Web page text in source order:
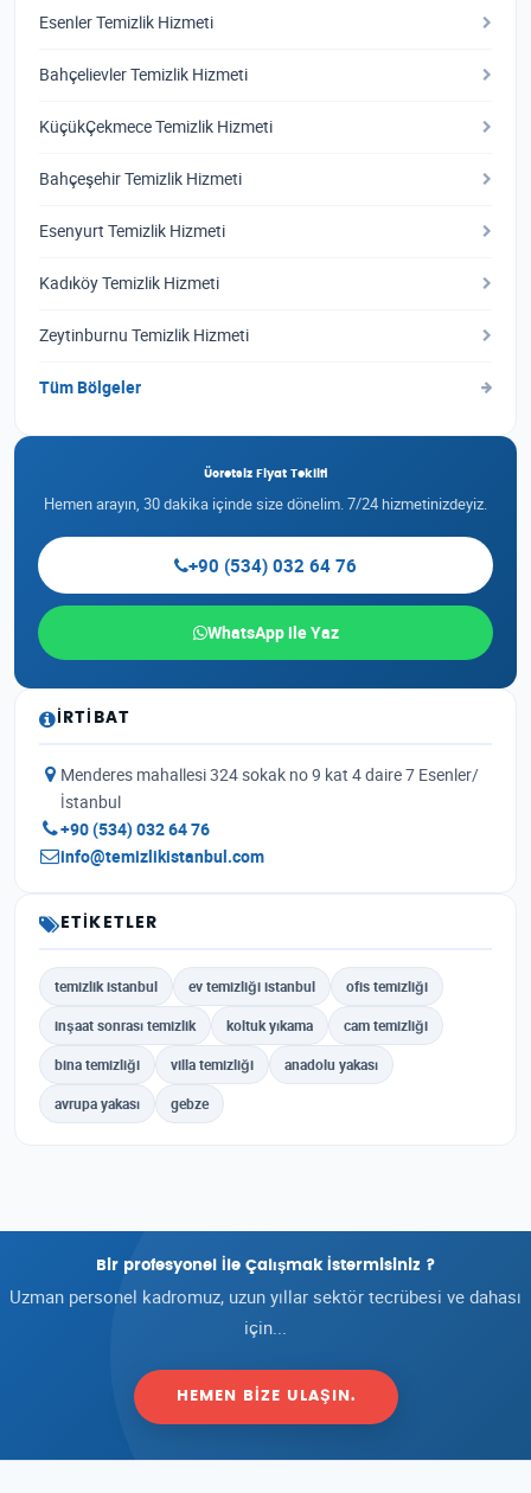
Esenler Temizlik Hizmeti
Bahçelievler Temizlik Hizmeti
KüçükÇekmece Temizlik Hizmeti
Bahçeşehir Temizlik Hizmeti
Esenyurt Temizlik Hizmeti
Kadıköy Temizlik Hizmeti
Zeytinburnu Temizlik Hizmeti
Tüm Bölgeler
Ücretsiz Fiyat Teklifi
Hemen arayın, 30 dakika içinde size dönelim. 7/24 hizmetinizdeyiz.
+90 (534) 032 64 76
WhatsApp ile Yaz
İRTIBAT
Menderes mahallesi 324 sokak no 9 kat 4 daire 7 Esenler/
İstanbul
+90 (534) 032 64 76
info@temizlikistanbul.com
ETIKETLER
temizlik istanbul ev temizliği istanbul ofis temizliği
inşaat sonrası temizlik koltuk yıkama cam temizliği
bina temizliği villa temizliği anadolu yakası
avrupa yakası gebze
Bir profesyonel İle Çalışmak İstermisiniz ?
Uzman personel kadromuz, uzun yıllar sektör tecrübesi ve dahası
için...
HEMEN BIZE ULAŞIN.